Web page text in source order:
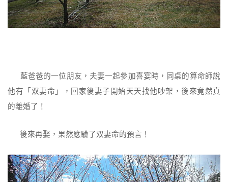
藍爸爸的一位朋友，夫妻一起參加喜宴時，同桌的算命師說
他有「双妻命」，回家後妻子開始天天找他吵架，後來竟然真
的離婚了！
後來再娶，果然應驗了双妻命的預言！